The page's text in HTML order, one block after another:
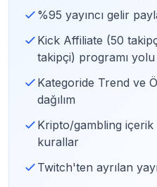
%95 yayıncı gelir
Kick Affiliate (50
takipçi) programı yolu
Kategoride Trend ve
dağılım
Kripto/gambling içerik
kurallar
Twitch'ten ayrılan